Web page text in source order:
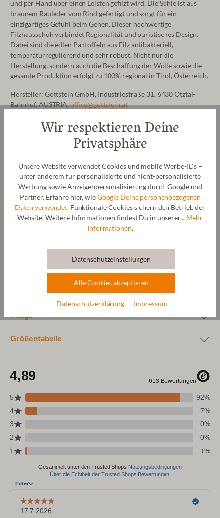
und per Hand über einen Leisten gefilzt wird. Die Sohle ist aus
braunem Rauleder vom Rind gefertigt und sorgt für ein
einzigartiges Gefühl beim Gehen. Dieser hochwertige
Filzhausschuh verbindet Regionalität und puristisches Design.
Dabei sind die edlen Pantoffeln aus Filz antibakteriell,
temperaturregulierend und sehr robust. Nicht nur die
Herstellung, sondern auch die Beschaffung der Wolle sowie die
gesamte Produktion erfolgt zu 100% regional in Tirol, Österreich.
Hersteller: Gottstein GmbH, Industriestraße 31, 6430 Ötztal-
Bahnhof, AUSTRIA,office@gottstein.at
Wolle & Ressourcen
Pflege
Größentabelle
Wir respektieren Deine
Privatsphäre
Unsere Website verwendet Cookies und mobile Werbe-IDs –
unter anderem für personalisierte und nicht-personalisierte
Werbung sowie Anzeigenpersonalisierung durch Google und
Partner. Erfahre hier, wieGoogle Deine personenbezogenen
Daten verwendet. Funktionale Cookies sichern den Betrieb der
Website. Weitere Informationen findest Du in unserer... Mehr
Informationen.
Datenschutzeinstellungen
Alle Cookies akzeptieren
- Datenschutzerklärung - Impressum